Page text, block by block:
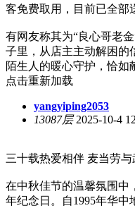
客免费取用，目前已全部
有网友称其为“良心哥老
子里，从店主主动解困的
陌生人的暖心守护，恰如
点击重新加载
yangyiping2053
13087层2025-10-4
三十载热爱相伴 麦当劳
在中秋佳节的温馨氛围中
年纪念日。自1995年华